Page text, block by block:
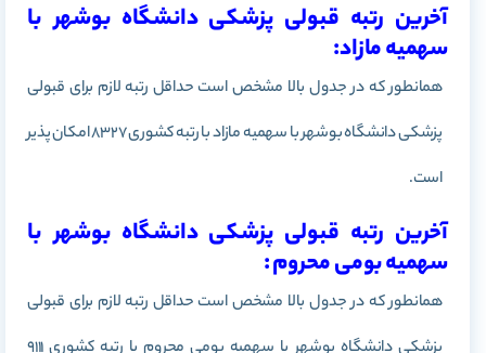
آخرین رتبه قبولی پزشکی دانشگاه بوشهر با
سهمیه مازاد:
همانطور که در جدول بالا مشخص است حداقل رتبه لازم برای قبولی
پزشکی دانشگاهبوشهر
با سهمیه مازاد با رتبه کشوری 8327 امکان پذیر
است.
آخرین رتبه قبولی پزشکی دانشگاه بوشهر با
سهمیه بومی محروم :
همانطور که در جدول بالا مشخص است حداقل رتبه لازم برای قبولی